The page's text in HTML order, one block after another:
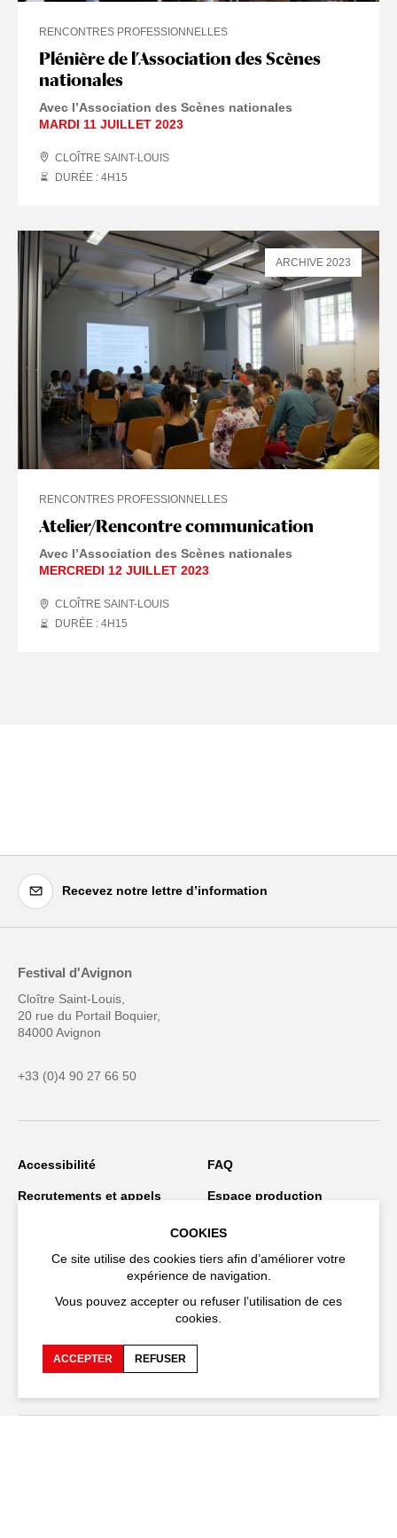
Plénière de l’Association des Scènes
nationales
RENCONTRES PROFESSIONNELLES
Avec l’Association des Scènes nationales
MARDI 11 JUILLET 2023
CLOÎTRE SAINT-LOUIS
DURÉE : 4H 15
Atelier/Rencontre communication
RENCONTRES PROFESSIONNELLES
Avec l’Association des Scènes nationales
MERCREDI 12 JUILLET 2023
CLOÎTRE SAINT-LOUIS
DURÉE : 4H 15
ARCHIVE 2023
Recevez notre lettre d’information
Festival d'Avignon
Cloître Saint-Louis,
20 rue du Portail Boquier,
84000 Avignon
+33 (0)4 90 27 66 50
Accessibilité FAQ
Recrutements et appels
Espace production
Publications et
Protection des données
Spectacles en tournée
COOKIES
Ce site utilise des cookies tiers afin d’améliorer votre
expérience de navigation.
Vous pouvez accepter ou refuser l’utilisation de ces
cookies.
ACCEPTER REFUSER